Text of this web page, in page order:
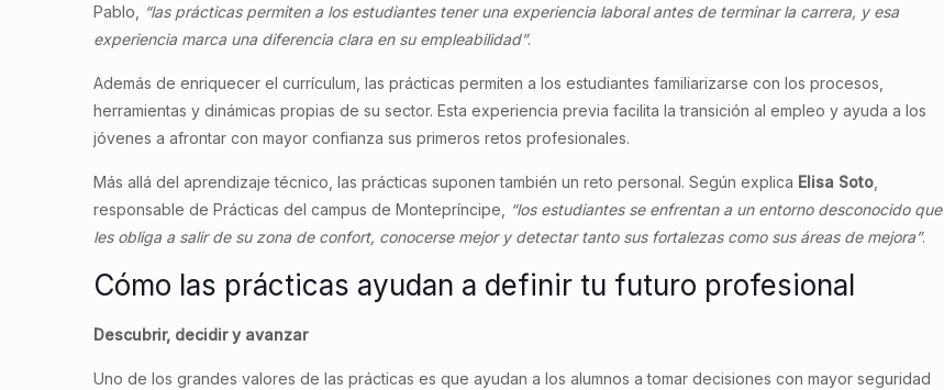
Pablo,
“las prácticas permiten a los estudiantes tener una experiencia laboral antes de terminar la carrera, y esa
experiencia marca una diferencia clara en su empleabilidad”.
Además de enriquecer el currículum, las prácticas permiten a los estudiantes familiarizarse con los procesos,
herramientas y dinámicas propias de su sector. Esta experiencia previa facilita la transición al empleo y ayuda a los
jóvenes a afrontar con mayor confianza sus primeros retos profesionales.
Más allá del aprendizaje técnico, las prácticas suponen también un reto personal. Según explica Elisa Soto
responsable de Prácticas del campus de Montepríncipe,
“los estudiantes se enfrentan a un entorno desconocido que
les obliga a salir de su zona de confort, conocerse mejor y detectar tanto sus fortalezas como sus áreas de mejora”.
Cómo las prácticas ayudan a definir tu futuro profesional
Descubrir, decidir y avanzar
Uno de los grandes valores de las prácticas es que ayudan a los alumnos a tomar decisiones con mayor seguridad